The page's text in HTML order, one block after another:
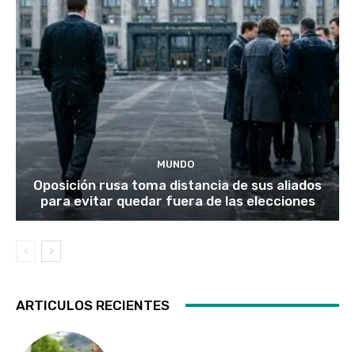
MUNDO
Oposición rusa toma distancia de sus aliados
para evitar quedar fuera de las elecciones
ARTICULOS RECIENTES